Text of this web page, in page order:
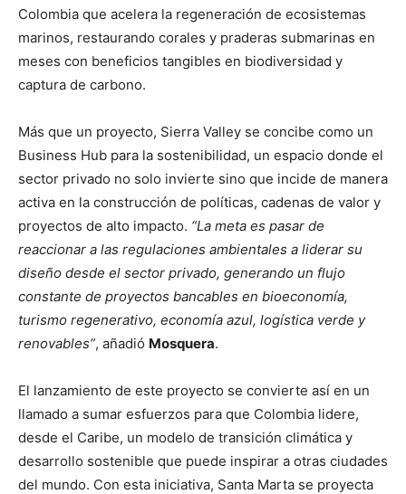
Colombia que acelera la regeneración de ecosistemas
marinos, restaurando corales y praderas submarinas en
meses con beneficios tangibles en biodiversidad y
captura de carbono.
Más que un proyecto, Sierra Valley se concibe como un
Business Hub para la sostenibilidad, un espacio donde el
sector privado no solo invierte sino que incide de manera
activa en la construcción de políticas, cadenas de valor y
proyectos de alto impacto. “La meta es pasar de
reaccionar a las regulaciones ambientales a liderar su
diseño desde el sector privado, generando un flujo
constante de proyectos bancables en bioeconomía,
turismo regenerativo, economía azul, logística verde y
renovables”, añadió Mosquera.
El lanzamiento de este proyecto se convierte así en un
llamado a sumar esfuerzos para que Colombia lidere,
desde el Caribe, un modelo de transición climática y
desarrollo sostenible que puede inspirar a otras ciudades
del mundo. Con esta iniciativa, Santa Marta se proyecta